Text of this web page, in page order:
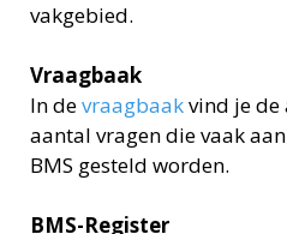
vakgebied.
Vraagbaak
In devraagbaakvind je de
aantal vragen die vaak
BMS gesteld worden.
BMS-Register